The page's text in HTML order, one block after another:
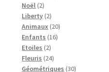
Noël 22
produits
Liberty 22
produits
Animaux 2020
Enfants 1616
Etoiles 22
produits
Fleuris 2424
produits
Géométriques 3030